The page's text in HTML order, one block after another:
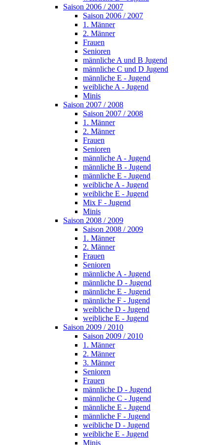
Saison 2006 / 2007
Saison 2006 / 2007
1. Männer
2. Männer
Frauen
Senioren
männliche A und B Jugend
männliche C und D Jugend
männliche E - Jugend
weibliche A - Jugend
Minis
Saison 2007 / 2008
Saison 2007 / 2008
1. Männer
2. Männer
Frauen
Senioren
männliche A - Jugend
männliche B - Jugend
männliche E - Jugend
weibliche A - Jugend
weibliche E - Jugend
Mix F - Jugend
Minis
Saison 2008 / 2009
Saison 2008 / 2009
1. Männer
2. Männer
Frauen
Senioren
männliche A - Jugend
männliche D - Jugend
männliche E - Jugend
männliche F - Jugend
weibliche D - Jugend
weibliche E - Jugend
Saison 2009 / 2010
Saison 2009 / 2010
1. Männer
2. Männer
3. Männer
Senioren
Frauen
männliche D - Jugend
männliche C - Jugend
männliche E - Jugend
männliche F - Jugend
weibliche D - Jugend
weibliche E - Jugend
Minis